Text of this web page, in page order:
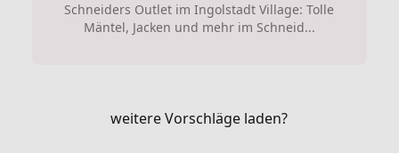
Schneiders Outlet im Ingolstadt Village: Tolle
Mäntel, Jacken und mehr im Schneid...
weitere Vorschläge laden?